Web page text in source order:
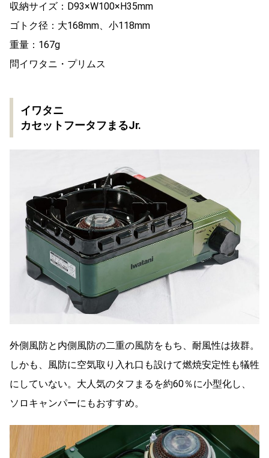
収納サイズ：D93×W100×H35mm
ゴトク径：大168mm、小118mm
重量：167g
問イワタニ・プリムス
イワタニ
カセットフータフまるJr.
外側風防と内側風防の二重の風防をもち、耐風性は抜群。
しかも、風防に空気取り入れ口も設けて燃焼安定性も犠牲
にしていない。大人気のタフまるを約60％に小型化し、
ソロキャンパーにもおすすめ。